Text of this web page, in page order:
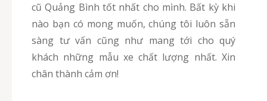
cũ Quảng Bình tốt nhất cho mình. Bất kỳ khi
nào bạn có mong muốn, chúng tôi luôn sẵn
sàng tư vấn cũng như mang tới cho quý
khách những mẫu xe chất lượng nhất. Xin
chân thành cảm ơn!